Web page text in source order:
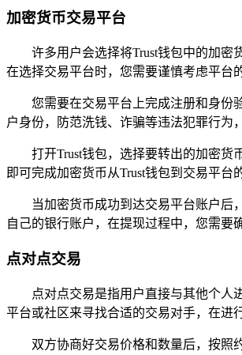
加密货币交易平台
许多用户会选择将Trust钱包中的加密
在选择交易平台时，您需要谨慎考虑平台
您需要在交易平台上完成注册和身份
户身份，防范洗钱、诈骗等违法犯罪行为
打开Trust钱包，选择要转出的加密货
即可完成加密货币从Trust钱包到交易平
当加密货币成功到达交易平台账户后
自己的银行账户，在提现过程中，您需要
点对点交易
点对点交易是指用户直接与其他个人
平台或社区来寻找合适的交易对手，在进
双方协商好交易价格和数量后，按照